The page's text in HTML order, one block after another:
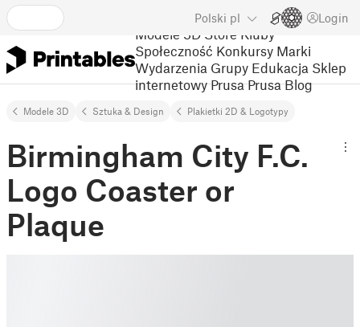
Polski pl Login
Modele 3D Store Kluby
Społeczność Konkursy Marki
Wydarzenia Grupy Edukacja Sklep
internetowy Prusa Prusa Blog
Modele 3D Sztuka & Design Plakietki 2D & Logotypy
Birmingham City F.C.
Logo Coaster or
Plaque